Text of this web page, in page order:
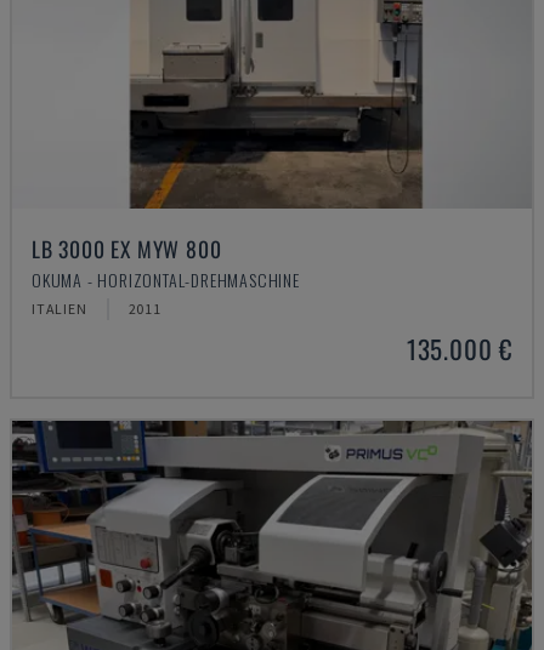
LB 3000 EX MYW 800
OKUMA - HORIZONTAL-DREHMASCHINE
ITALIEN 2011
135.000 €